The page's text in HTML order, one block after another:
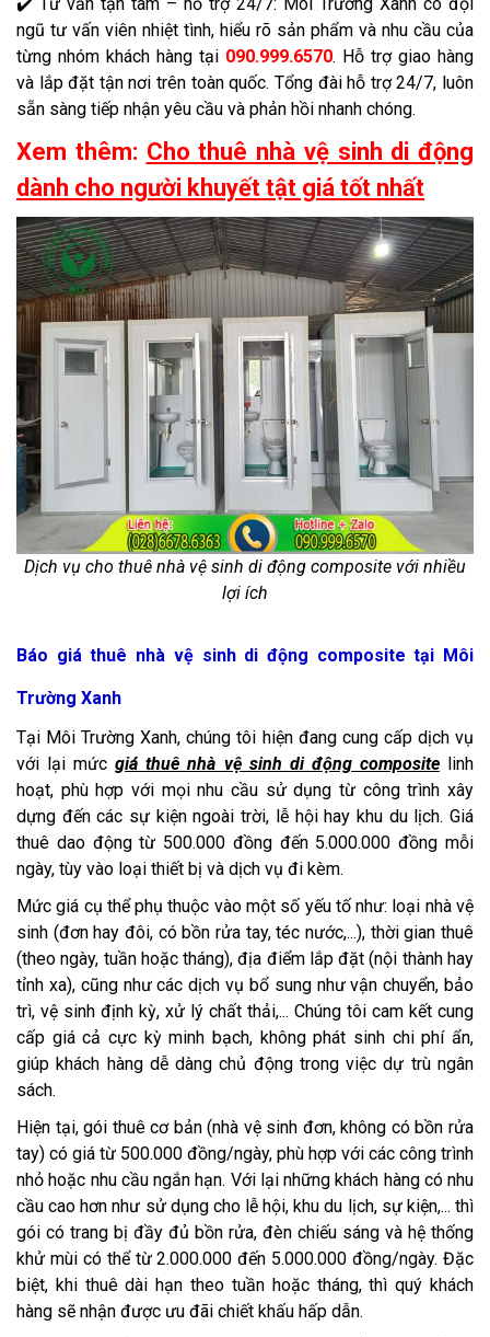
ngũ tư vấn viên nhiệt tình, hiểu rõ sản phẩm và nhu cầu của
từng nhóm khách hàng tại 090.999.6570. Hỗ trợ giao hàng
và lắp đặt tận nơi trên toàn quốc. Tổng đài hỗ trợ 24/7, luôn
sẵn sàng tiếp nhận yêu cầu và phản hồi nhanh chóng.
Xem thêm: Cho thuê nhà vệ sinh di động
dành cho người khuyết tật giá tốt nhất
Dịch vụ cho thuê nhà vệ sinh di động composite với nhiều
lợi ích
Báo giá thuê nhà vệ sinh di động composite tại Môi
Trường Xanh
Tại Môi Trường Xanh, chúng tôi hiện đang cung cấp dịch vụ
với lại mứcgiá thuê nhà vệ sinh di động compositelinh
hoạt, phù hợp với mọi nhu cầu sử dụng từ công trình xây
dựng đến các sự kiện ngoài trời, lễ hội hay khu du lịch. Giá
thuê dao động từ 500.000 đồng đến 5.000.000 đồng mỗi
ngày, tùy vào loại thiết bị và dịch vụ đi kèm.
Mức giá cụ thể phụ thuộc vào một số yếu tố như: loại nhà vệ
sinh (đơn hay đôi, có bồn rửa tay, téc nước,...), thời gian thuê
(theo ngày, tuần hoặc tháng), địa điểm lắp đặt (nội thành hay
tỉnh xa), cũng như các dịch vụ bổ sung như vận chuyển, bảo
trì, vệ sinh định kỳ, xử lý chất thải,... Chúng tôi cam kết cung
cấp giá cả cực kỳ minh bạch, không phát sinh chi phí ẩn,
giúp khách hàng dễ dàng chủ động trong việc dự trù ngân
sách.
Hiện tại, gói thuê cơ bản (nhà vệ sinh đơn, không có bồn rửa
tay) có giá từ 500.000 đồng/ngày, phù hợp với các công trình
nhỏ hoặc nhu cầu ngắn hạn. Với lại những khách hàng có nhu
cầu cao hơn như sử dụng cho lễ hội, khu du lịch, sự kiện,... thì
gói có trang bị đầy đủ bồn rửa, đèn chiếu sáng và hệ thống
khử mùi có thể từ 2.000.000 đến 5.000.000 đồng/ngày. Đặc
biệt, khi thuê dài hạn theo tuần hoặc tháng, thì quý khách
hàng sẽ nhận được ưu đãi chiết khấu hấp dẫn.